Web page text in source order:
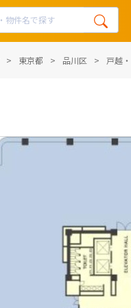
東京都 品川区 戸越